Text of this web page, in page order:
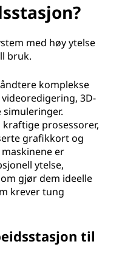
med høy ytelse
bruk.
komplekse
3D-
prosessorer,
grafikkort og
er
ytelse,
gjør dem ideelle
krever tung
til